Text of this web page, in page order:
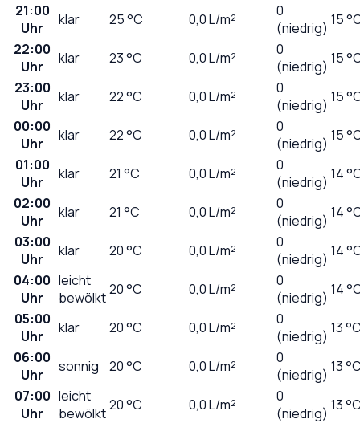
21:00
Uhr
klar 25°C 0,0L/m²
0
(niedrig) 15
22:00
Uhr
klar 23°C 0,0L/m²
0
(niedrig) 15
23:00
Uhr
klar 22°C 0,0L/m²
0
(niedrig) 15
00:00
Uhr
klar 22°C 0,0L/m²
0
(niedrig) 15
01:00
Uhr
klar 21 °C 0,0L/m²
0
(niedrig) 14
02:00
Uhr
klar 21 °C 0,0L/m²
0
(niedrig) 14
03:00
Uhr
klar 20°C 0,0L/m²
0
(niedrig) 14
04:00
Uhr
leicht
bewölkt20°C 0,0L/m²
0
(niedrig) 14
05:00
Uhr
klar 20°C 0,0L/m²
0
(niedrig) 13
06:00
Uhr
sonnig 20°C 0,0L/m²
0
(niedrig) 13
07:00
Uhr
leicht
bewölkt20°C 0,0L/m²
0
(niedrig) 13